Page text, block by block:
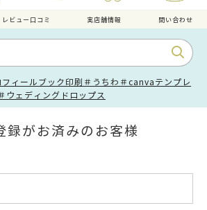
レビュー口コミ 実店舗情報 問い合わせ
フィールブック印刷 ＃うちわ ＃canvaテンプレ
ウェディングドロップス
録がお済みのお客様